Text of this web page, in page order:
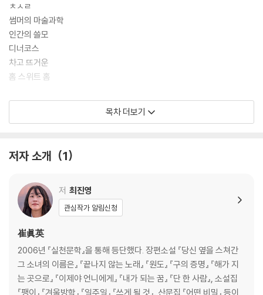
ㅊㅅㄹ
썸머의 마술과학
인간의 쓸모
디너코스
차고 뜨거운
홈 스위트 홈
해설_미래의 책(소유정)
인터뷰_ 그래서 계속 쓸 수 있어요
목차 더보기
저자 소개 1
저 최진영
관심작가 알림신청
崔眞英
2006년 『실천문학』을 통해 등단했다. 장편소설 『당신 옆을 스쳐간
그 소녀의 이름은』 『끝나지 않는 노래』 『원도』 『구의 증명』 『해가 지
는 곳으로』 『이제야 언니에게』 『내가 되는 꿈』 『단 한 사람』, 소설집
『팽이』 『겨울방학』 『일주일』 『쓰게 될 것』, 산문집 『어떤 비밀』 등이